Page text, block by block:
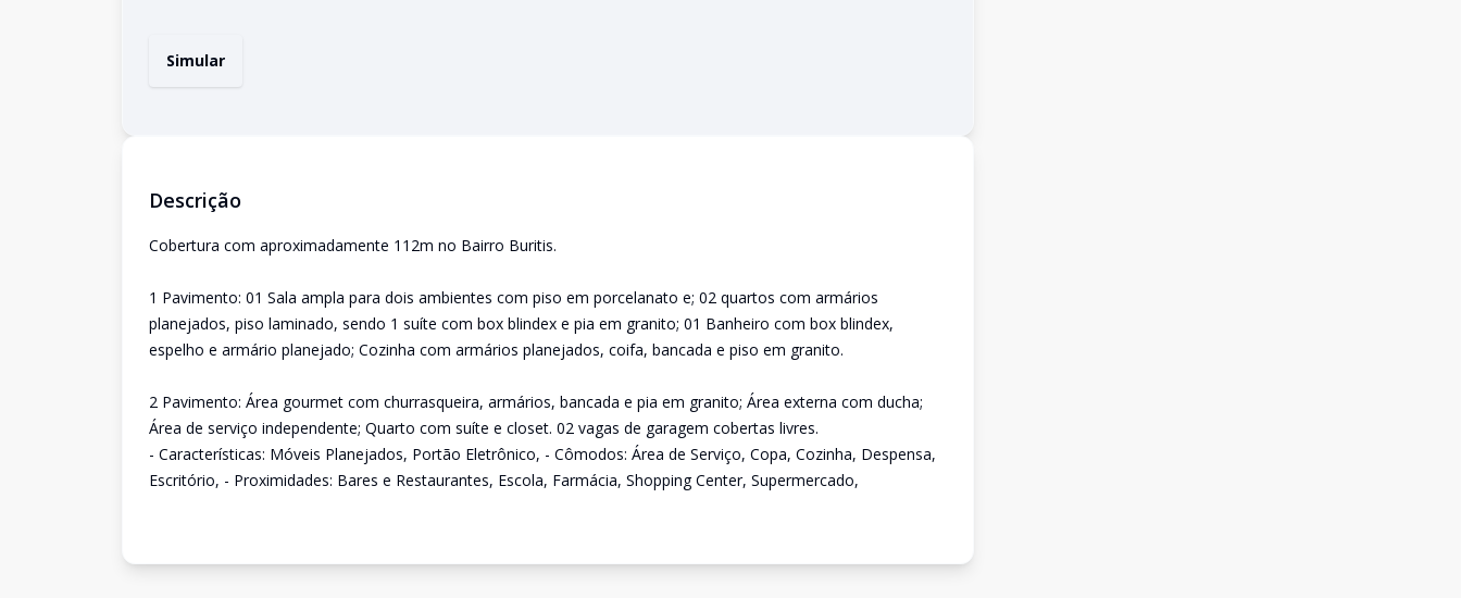
Simular
Descrição
Cobertura com aproximadamente 112m no Bairro Buritis.
1 Pavimento: 01 Sala ampla para dois ambientes com piso em porcelanato e; 02 quartos com armários
planejados, piso laminado, sendo 1 suíte com box blindex e pia em granito; 01 Banheiro com box blindex,
espelho e armário planejado; Cozinha com armários planejados, coifa, bancada e piso em granito.
2 Pavimento: Área gourmet com churrasqueira, armários, bancada e pia em granito; Área externa com ducha;
Área de serviço independente; Quarto com suíte e closet. 02 vagas de garagem cobertas livres.
- Características: Móveis Planejados, Portão Eletrônico, - Cômodos: Área de Serviço, Copa, Cozinha, Despensa,
Escritório, - Proximidades: Bares e Restaurantes, Escola, Farmácia, Shopping Center, Supermercado,